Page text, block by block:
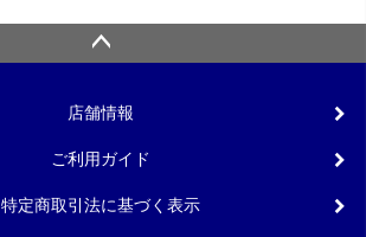
店舗情報
ご利用ガイド
特定商取引法に基づく表示